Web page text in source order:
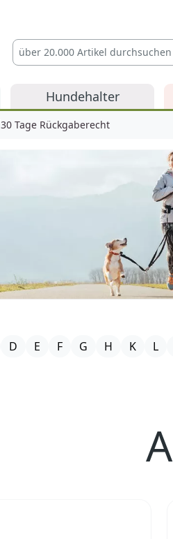
Hundehalter
30 Tage Rückgaberecht
D E F G H K L
A